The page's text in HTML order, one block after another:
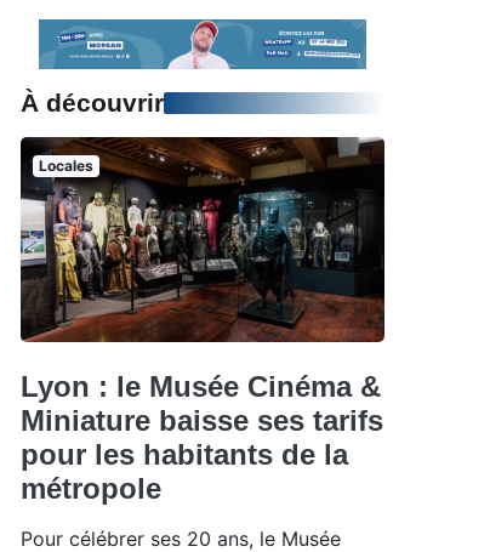
À découvrir
Locales
Lyon : le Musée Cinéma &
Miniature baisse ses tarifs
pour les habitants de la
métropole
Pour célébrer ses 20 ans, le Musée